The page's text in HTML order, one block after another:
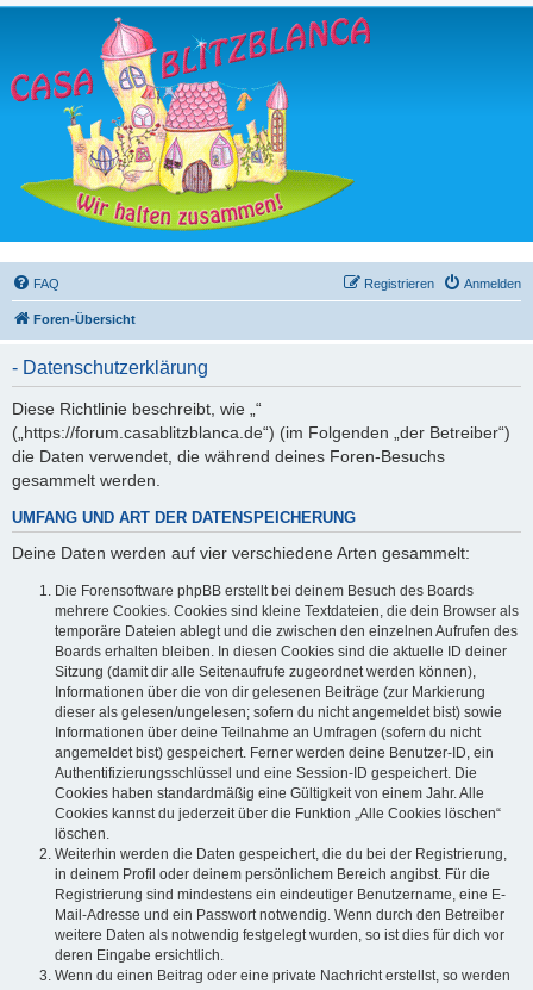
FAQ Anmelden
Registrieren
Foren-Übersicht
- Datenschutzerklärung
Diese Richtlinie beschreibt, wie „“
(„https://forum.casablitzblanca.de“) (im Folgenden „der Betreiber“)
die Daten verwendet, die während deines Foren-Besuchs
gesammelt werden.
UMFANG UND ART DER DATENSPEICHERUNG
Deine Daten werden auf vier verschiedene Arten gesammelt:
Die Forensoftware phpBB erstellt bei deinem Besuch des Boards
mehrere Cookies. Cookies sind kleine Textdateien, die dein Browser als
temporäre Dateien ablegt und die zwischen den einzelnen Aufrufen des
Boards erhalten bleiben. In diesen Cookies sind die aktuelle ID deiner
Sitzung (damit dir alle Seitenaufrufe zugeordnet werden können),
Informationen über die von dir gelesenen Beiträge (zur Markierung
dieser als gelesen/ungelesen; sofern du nicht angemeldet bist) sowie
Informationen über deine Teilnahme an Umfragen (sofern du nicht
angemeldet bist) gespeichert. Ferner werden deine Benutzer-ID, ein
Authentifizierungsschlüssel und eine Session-ID gespeichert. Die
Cookies haben standardmäßig eine Gültigkeit von einem Jahr. Alle
Cookies kannst du jederzeit über die Funktion „Alle Cookies löschen“
löschen.
Weiterhin werden die Daten gespeichert, die du bei der Registrierung,
in deinem Profil oder deinem persönlichem Bereich angibst. Für die
Registrierung sind mindestens ein eindeutiger Benutzername, eine E-
Mail-Adresse und ein Passwort notwendig. Wenn durch den Betreiber
weitere Daten als notwendig festgelegt wurden, so ist dies für dich vor
deren Eingabe ersichtlich.
Wenn du einen Beitrag oder eine private Nachricht erstellst, so werden